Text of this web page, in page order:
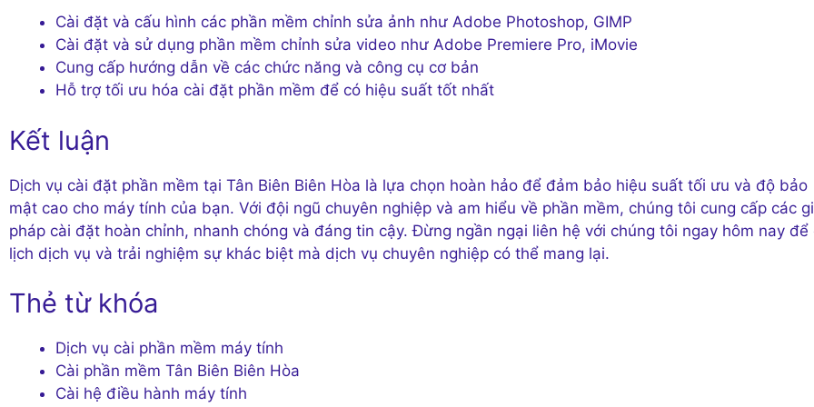
Cài đặt và cấu hình các phần mềm chỉnh sửa ảnh như Adobe Photoshop, GIMP
Cài đặt và sử dụng phần mềm chỉnh sửa video như Adobe Premiere Pro, iMovie
Cung cấp hướng dẫn về các chức năng và công cụ cơ bản
Hỗ trợ tối ưu hóa cài đặt phần mềm để có hiệu suất tốt nhất
Kết luận
Dịch vụ cài đặt phần mềm tại Tân Biên Biên Hòa là lựa chọn hoàn hảo để đảm bảo hiệu suất tối ưu và độ bảo
mật cao cho máy tính của bạn. Với đội ngũ chuyên nghiệp và am hiểu về phần mềm, chúng tôi cung cấp các
pháp cài đặt hoàn chỉnh, nhanh chóng và đáng tin cậy. Đừng ngần ngại liên hệ với chúng tôi ngay hôm nay để
lịch dịch vụ và trải nghiệm sự khác biệt mà dịch vụ chuyên nghiệp có thể mang lại.
Thẻ từ khóa
Dịch vụ cài phần mềm máy tính
Cài phần mềm Tân Biên Biên Hòa
Cài hệ điều hành máy tính